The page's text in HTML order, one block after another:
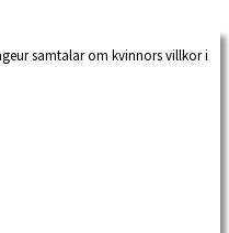
samtalar om kvinnors villkor i